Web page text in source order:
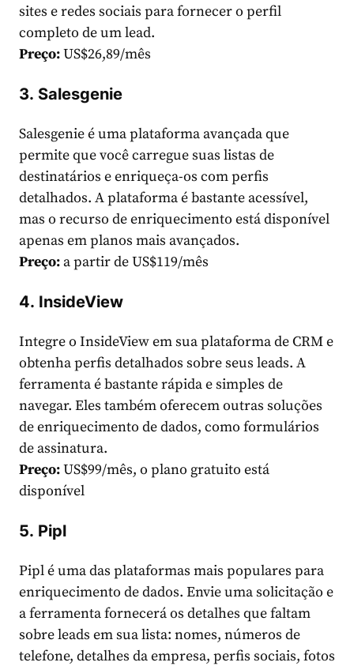
sites e redes sociais para fornecer o perfil
completo de um lead.
Preço:US$26,89/mês
3. Salesgenie
Salesgenie é uma plataforma avançada que
permite que você carregue suas listas de
destinatários e enriqueça-os com perfis
detalhados. A plataforma é bastante acessível,
mas o recurso de enriquecimento está disponível
apenas em planos mais avançados.
Preço: a partir de US$119/mês
4. InsideView
Integre o InsideView em sua plataforma de CRM e
obtenha perfis detalhados sobre seus leads. A
ferramenta é bastante rápida e simples de
navegar. Eles também oferecem outras soluções
de enriquecimento de dados, como formulários
de assinatura.
Preço:US$99/mês, o plano gratuito está
disponível
5. Pipl
Pipl é uma das plataformas mais populares para
enriquecimento de dados. Envie uma solicitação e
a ferramenta fornecerá os detalhes que faltam
sobre leads em sua lista: nomes, números de
telefone, detalhes da empresa, perfis sociais, fotos